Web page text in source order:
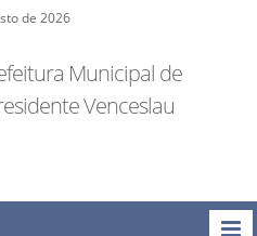
de 2026
Municipal de
Venceslau